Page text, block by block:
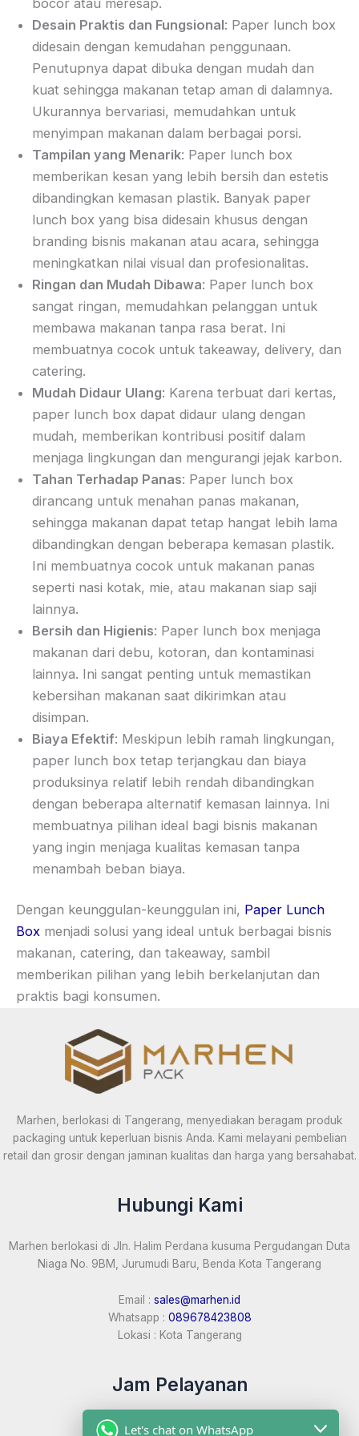
Desain Praktis dan Fungsional: Paper lunch box
didesain dengan kemudahan penggunaan.
Penutupnya dapat dibuka dengan mudah dan
kuat sehingga makanan tetap aman di dalamnya.
Ukurannya bervariasi, memudahkan untuk
menyimpan makanan dalam berbagai porsi.
Tampilan yang Menarik: Paper lunch box
memberikan kesan yang lebih bersih dan estetis
dibandingkan kemasan plastik. Banyak paper
lunch box yang bisa didesain khusus dengan
branding bisnis makanan atau acara, sehingga
meningkatkan nilai visual dan profesionalitas.
Ringan dan Mudah Dibawa: Paper lunch box
sangat ringan, memudahkan pelanggan untuk
membawa makanan tanpa rasa berat. Ini
membuatnya cocok untuk takeaway, delivery, dan
catering.
Mudah Didaur Ulang: Karena terbuat dari kertas,
paper lunch box dapat didaur ulang dengan
mudah, memberikan kontribusi positif dalam
menjaga lingkungan dan mengurangi jejak karbon.
Tahan Terhadap Panas: Paper lunch box
dirancang untuk menahan panas makanan,
sehingga makanan dapat tetap hangat lebih lama
dibandingkan dengan beberapa kemasan plastik.
Ini membuatnya cocok untuk makanan panas
seperti nasi kotak, mie, atau makanan siap saji
lainnya.
Bersih dan Higienis: Paper lunch box menjaga
makanan dari debu, kotoran, dan kontaminasi
lainnya. Ini sangat penting untuk memastikan
kebersihan makanan saat dikirimkan atau
disimpan.
Biaya Efektif: Meskipun lebih ramah lingkungan,
paper lunch box tetap terjangkau dan biaya
produksinya relatif lebih rendah dibandingkan
dengan beberapa alternatif kemasan lainnya. Ini
membuatnya pilihan ideal bagi bisnis makanan
yang ingin menjaga kualitas kemasan tanpa
menambah beban biaya.
Dengan keunggulan-keunggulan ini, Paper Lunch
Box menjadi solusi yang ideal untuk berbagai bisnis
makanan, catering, dan takeaway, sambil
memberikan pilihan yang lebih berkelanjutan dan
praktis bagi konsumen.
Marhen, berlokasi di Tangerang, menyediakan beragam produk
packaging untuk keperluan bisnis Anda. Kami melayani pembelian
retail dan grosir dengan jaminan kualitas dan harga yang bersahabat.
Hubungi Kami
Marhen berlokasi di Jln. Halim Perdana kusuma Pergudangan Duta
Niaga No. 9BM, Jurumudi Baru, Benda Kota Tangerang
Email : sales@marhen.id
Whatsapp : 089678423808
Lokasi : Kota Tangerang
Jam Pelayanan
Marhen buka setiap hari:
Let's chat on WhatsApp